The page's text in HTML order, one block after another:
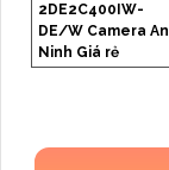
2DE2C400IW-
DE/W Camera An
Ninh Giá rẻ